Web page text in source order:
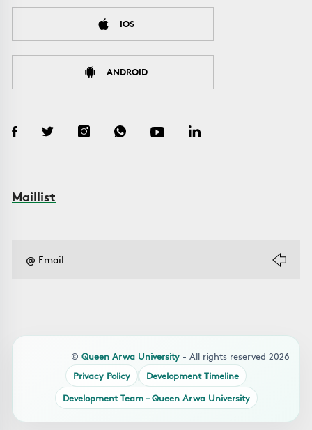
IOS
ANDROID
Maillist
© Queen Arwa University - All rights reserved 2026
Privacy Policy
Development Timeline
Development Team – Queen Arwa University